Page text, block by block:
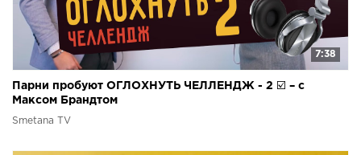
7:38
Парни пробуют ОГЛОХНУТЬ ЧЕЛЛЕНДЖ - 2 ☑️ – с
Максом Брандтом
Smetana TV